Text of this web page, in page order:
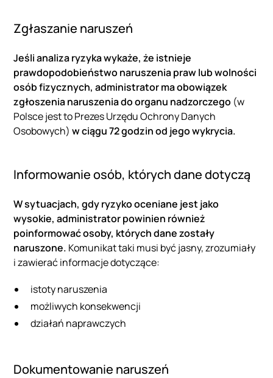
Zgłaszanie naruszeń
Jeśli analiza ryzyka wykaże, że istnieje
prawdopodobieństwo naruszenia praw lub wolności
osób fizycznych, administrator ma obowiązek
zgłoszenia naruszenia do organu nadzorczego (w
Polsce jest to Prezes Urzędu Ochrony Danych
Osobowych)w ciągu 72 godzin od jego wykrycia.
Informowanie osób, których dane dotyczą
W sytuacjach, gdy ryzyko oceniane jest jako
wysokie, administrator powinien również
poinformować osoby, których dane zostały
naruszone. Komunikat taki musi być jasny, zrozumiały
i zawierać informacje dotyczące:
istoty naruszenia
możliwych konsekwencji
działań naprawczych
Dokumentowanie naruszeń